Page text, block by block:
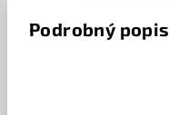
Podrobný popis